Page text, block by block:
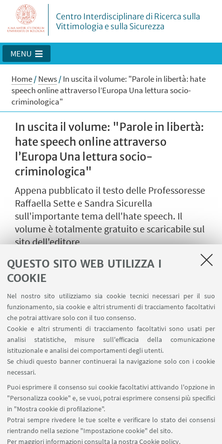
QUESTO SITO WEB UTILIZZA I
COOKIE
Nel nostro sito utilizziamo sia cookie tecnici necessari per il suo
funzionamento, sia cookie e altri strumenti di tracciamento facoltativi
che potrai attivare solo con il tuo consenso.
Cookie e altri strumenti di tracciamento facoltativi sono usati per
analisi statistiche, misure sull'efficacia della comunicazione
istituzionale e analisi dei comportamenti degli utenti.
Se chiudi questo banner continuerai la navigazione solo con i cookie
necessari.
Puoi esprimere il consenso sui cookie facoltativi attivando l'opzione in
"Personalizza cookie" e, se vuoi, potrai esprimere consensi più specifici
in "Mostra cookie di profilazione".
Potrai sempre rivedere le tue scelte e verificare lo stato dei consensi
rientrando nella sezione "Impostazione cookie" del sito.
Per maggiori informazioniconsulta la nostra Cookie policy.
Centro Interdisciplinare di Ricerca sulla
Vittimologia e sulla Sicurezza
MENU
Home/News/In uscita il volume: "Parole in libertà: hate
speech online attraverso l’Europa Una lettura socio-
criminologica"
In uscita il volume: "Parole in libertà:
hate speech online attraverso
l’Europa Una lettura socio-
criminologica"
Appena pubblicato il testo delle Professoresse
Raffaella Sette e Sandra Sicurella
sull'importante tema dell'hate speech. Il
volume è totalmente gratuito e scaricabile sul
sito dell'editore
PUBBLICATO IL 29 FEBBRAIO 2024 | USCITE
EDITORIALI
IN EVIDENZA
Scaricalo qui
Palazzo Hercolani, Strada Maggiore 45 - 40125
Bologna
cirvis.info@unibo.it